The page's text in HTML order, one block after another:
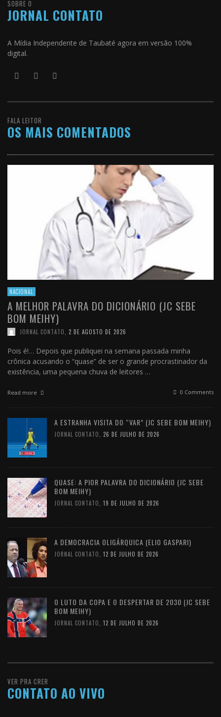
SOBRE O
JORNAL CONTATO
A Mídia Independente de Taubaté agora em versão 100%
digital.
FALA LEITOR
OS MAIS COMENTADOS
NACIONAL
A MELHOR PALAVRA DO DICIONÁRIO (JC SEBE
BOM MEIHY)
JORNAL CONTATO 2 DE AGOSTO DE 2026
Pois é!… Depois que publiquei na semana passada minha
crônica acusando o “quase” de ser o grande procrastinador da
existência, uma pequena chuva de leitores …
Read more 0 Comments
A ESTRANHA VISITA DO “VAR” (JC SEBE BOM MEIHY)
JORNAL CONTATO 26 DE JULHO DE 2026
QUASE: A PIOR PALAVRA DO DICIONÁRIO (JC SEBE
BOM MEIHY)
JORNAL CONTATO 19 DE JULHO DE 2026
A DEMOCRACIA OLIGÁRQUICA (ELIO GASPARI)
JORNAL CONTATO 12 DE JULHO DE 2026
O LUTO DA COPA E O DESPERTAR DE 2030 (JC SEBE
BOM MEIHY)
JORNAL CONTATO 12 DE JULHO DE 2026
VER PRA CRER
CONTATO AO VIVO